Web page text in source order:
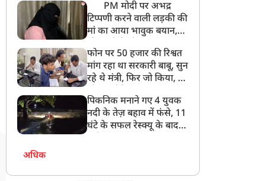
PM मोदी पर अभद्र
टिप्पणी करने वाली लड़की की
मां का आया भावुक बयान,
बेटी को गोद लें प्रधानमंत्री
फोन पर 50 हजार की रिश्वत
मांग रहा था सरकारी बाबू, सुन
रहे थे मंत्री, फिर जो किया, वो
पिकनिक मनाने गए 4 युवक
नदी के तेज़ बहाव में फंसे, 11
घंटे के सफल रेस्क्यू के बाद
अधिक